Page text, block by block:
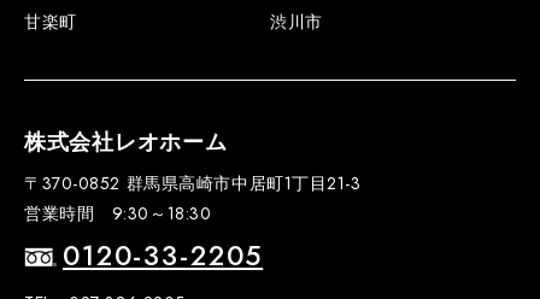
甘楽町
渋川市
株式会社レオホーム
〒370-0852 群馬県高崎市中居町1丁目21-3
営業時間 9:30～18:30
0120-33-2205